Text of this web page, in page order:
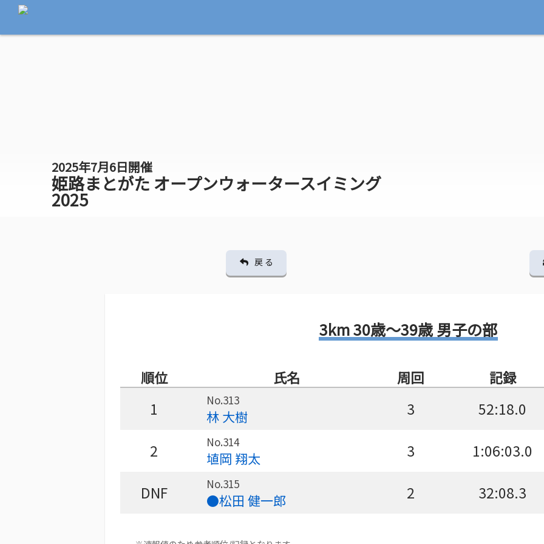
2025年7月6日開催
姫路まとがた オープンウォータースイミング
2025
戻 る
3km 30歳～39歳 男子の部
順位 氏名 周回 記録
1 No.313
林 大樹 3 52:18.0
2 No.314
埴岡 翔太 3 1:06:03.0
DNF No.315
●松田 健一郎 2 32:08.3